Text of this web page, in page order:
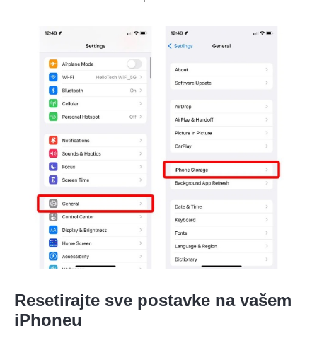
Resetirajte sve postavke na vašem
iPhoneu